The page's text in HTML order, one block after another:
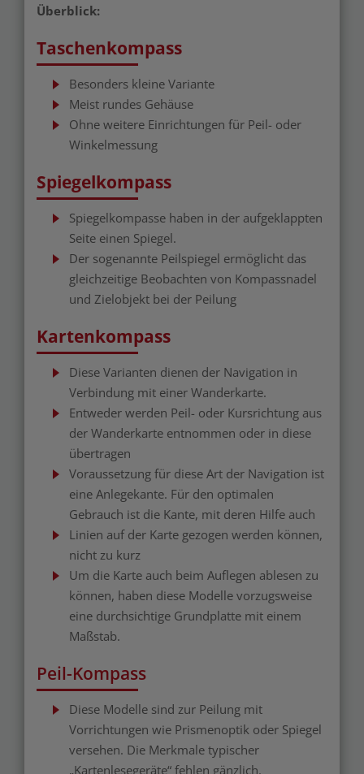
Überblick:
Taschenkompass
Besonders kleine Variante
Meist rundes Gehäuse
Ohne weitere Einrichtungen für Peil- oder
Winkelmessung
Spiegelkompass
Spiegelkompasse haben in der aufgeklappten
Seite einen Spiegel.
Der sogenannte Peilspiegel ermöglicht das
gleichzeitige Beobachten von Kompassnadel
und Zielobjekt bei der Peilung
Kartenkompass
Diese Varianten dienen der Navigation in
Verbindung mit einer Wanderkarte.
Entweder werden Peil- oder Kursrichtung aus
der Wanderkarte entnommen oder in diese
übertragen
Voraussetzung für diese Art der Navigation ist
eine Anlegekante. Für den optimalen
Gebrauch ist die Kante, mit deren Hilfe auch
Linien auf der Karte gezogen werden können,
nicht zu kurz
Um die Karte auch beim Auflegen ablesen zu
können, haben diese Modelle vorzugsweise
eine durchsichtige Grundplatte mit einem
Maßstab.
Peil-Kompass
Diese Modelle sind zur Peilung mit
Vorrichtungen wie Prismenoptik oder Spiegel
versehen. Die Merkmale typischer
„Kartenlesegeräte“ fehlen gänzlich.